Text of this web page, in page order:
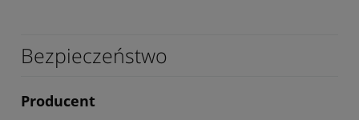
Bezpieczeństwo
Producent